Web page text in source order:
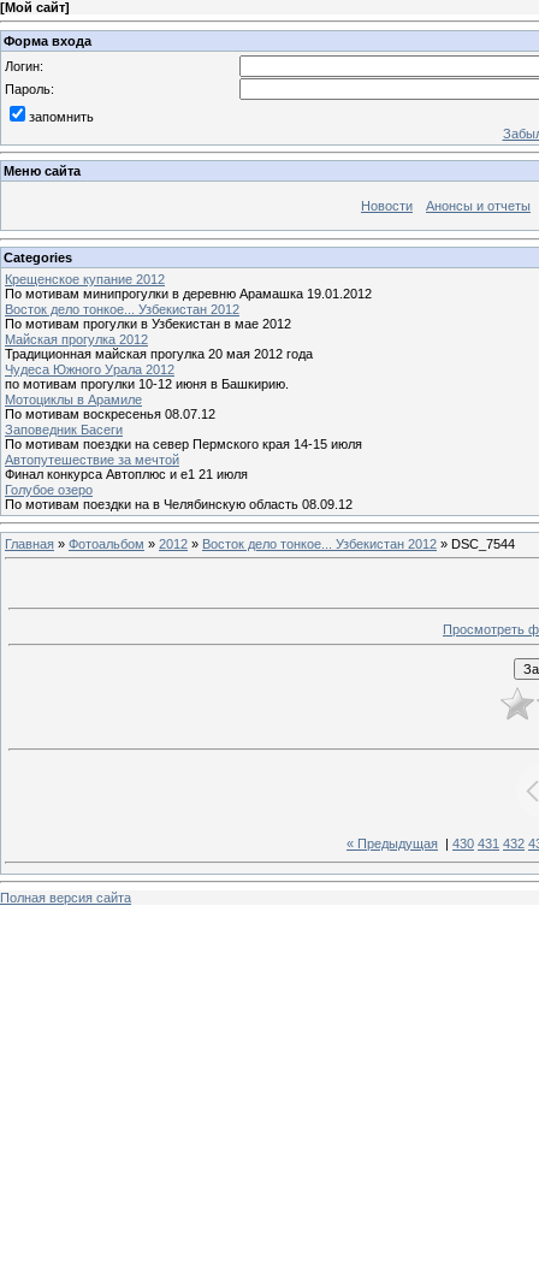
[Мой сайт]
Форма входа
Логин:
Пароль:
запомнить
Меню сайта
Новости Анонсы и отчеты
Categories
Крещенское купание 2012
По мотивам минипрогулки в деревню Арамашка 19.01.2012
Восток дело тонкое... Узбекистан 2012
По мотивам прогулки в Узбекистан в мае 2012
Майская прогулка 2012
Традиционная майская прогулка 20 мая 2012 года
Чудеса Южного Урала 2012
по мотивам прогулки 10-12 июня в Башкирию.
Мотоциклы в Арамиле
По мотивам воскресенья 08.07.12
Заповедник Басеги
По мотивам поездки на север Пермского края 14-15 июля
Автопутешествие за мечтой
Финал конкурса Автоплюс и е1 21 июля
Голубое озеро
По мотивам поездки на в Челябинскую область 08.09.12
Главная » Фотоальбом » 2012 » Восток дело тонкое... Узбекистан 2012 » DSC_7544
Просмотреть
« Предыдущая 430 431 432
Полная версия сайта